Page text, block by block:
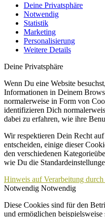
Deine Privatsphäre
Notwendig
Statistik
Marketing
Personalisierung
Weitere Details
Deine Privatsphäre
Wenn Du eine Website
Informationen in Deinem
normalerweise in Form von
identifizieren Dich
dabei zu erfahren, wie ihre
Wir respektieren Dein Recht
entscheiden, einige dieser
den verschiedenen
wie Du die
Hinweis auf Verarbeitung
Notwendig Notwendig
Diese Cookies sind für den
und ermöglichen beispielsweise